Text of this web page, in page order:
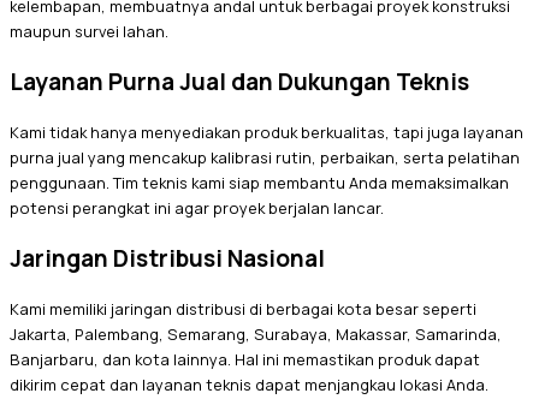
kelembapan, membuatnya andal untuk berbagai proyek konstruksi
maupun survei lahan.
Layanan Purna Jual dan Dukungan Teknis
Kami tidak hanya menyediakan produk berkualitas, tapi juga layanan
purna jual yang mencakup kalibrasi rutin, perbaikan, serta pelatihan
penggunaan. Tim teknis kami siap membantu Anda memaksimalkan
potensi perangkat ini agar proyek berjalan lancar.
Jaringan Distribusi Nasional
Kami memiliki jaringan distribusi di berbagai kota besar seperti
Jakarta, Palembang, Semarang, Surabaya, Makassar, Samarinda,
Banjarbaru, dan kota lainnya. Hal ini memastikan produk dapat
dikirim cepat dan layanan teknis dapat menjangkau lokasi Anda.